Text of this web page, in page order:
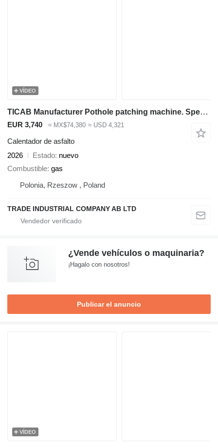
VÍDEO
TICAB Manufacturer Pothole patching machine. Special discount !
EUR 3,740 ≈ MX$74,380 ≈ USD 4,321
Calentador de asfalto
2026
Estado nuevo
Combustible gas
Polonia, Rzeszow , Poland
TRADE INDUSTRIAL COMPANY AB LTD
¿Vende vehículos o maquinaria?
¡Hagalo con nosotros!
Publicar el anuncio
VÍDEO